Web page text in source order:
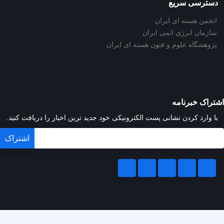
دسترسی سریع
انجمن هسته ای ایران
سازمان انرژی اتمی ایران
پژوهشگاه علوم و فنون هسته ای ایران
اشتراک خبرنامه
با وارد کردن نشانی پست الکترونیکی خود جدید ترین اخبار را دریافت کنید.